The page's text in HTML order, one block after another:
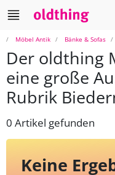
Möbel Antik Bänke & Sofas
Der oldthing
eine große
Rubrik
0 Artikel gefunden
Keine